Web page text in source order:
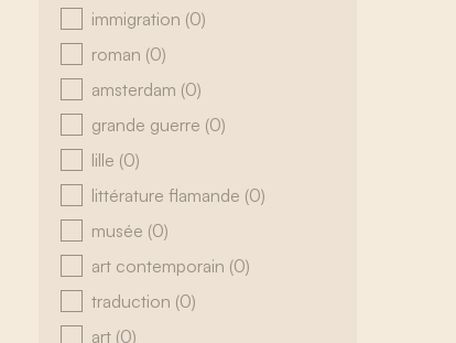
immigration (0)
roman (0)
amsterdam (0)
grande guerre (0)
lille (0)
littérature flamande (0)
musée (0)
art contemporain (0)
traduction (0)
art (0)